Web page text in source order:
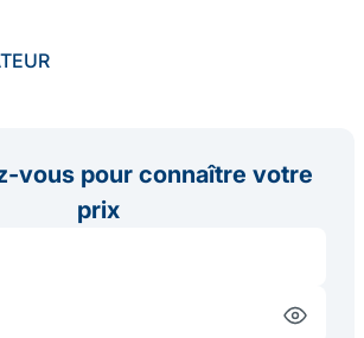
vous pour connaître votre
prix